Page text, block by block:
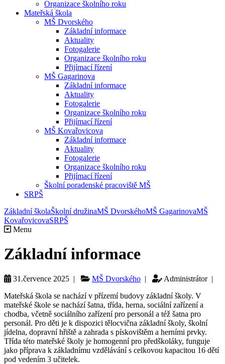
Organizace školního roku
Mateřská škola
MŠ Dvorského
Základní informace
Aktuality
Fotogalerie
Organizace školního roku
Přijímací řízení
MŠ Gagarinova
Základní informace
Aktuality
Fotogalerie
Organizace školního roku
Přijímací řízení
MŠ Kovařovicova
Základní informace
Aktuality
Fotogalerie
Organizace školního roku
Přijímací řízení
Školní poradenské pracoviště MŠ
SRPŠ
Základní školaŠkolní družinaMŠ DvorskéhoMŠ GagarinovaMŠ
KovařovicovaSRPŠ
Menu
Základní informace
31.července 2025 | MŠ Dvorského |
Administrátor |
Mateřská škola se nachází v přízemí budovy základní školy. V
mateřské škole se nachází šatna, třída, herna, sociální zařízení a
chodba, včetně sociálního zařízení pro personál a též šatna pro
personál. Pro děti je k dispozici tělocvična základní školy, školní
jídelna, dopravní hřiště a zahrada s pískovištěm a herními prvky.
Třída této mateřské školy je homogenní pro předškoláky, funguje
jako příprava k základnímu vzdělávání s celkovou kapacitou 16 dětí
pod vedením 3 učitelek.